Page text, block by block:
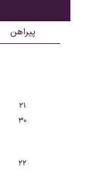
پیراهن
۲۱
۳۰
۲۲